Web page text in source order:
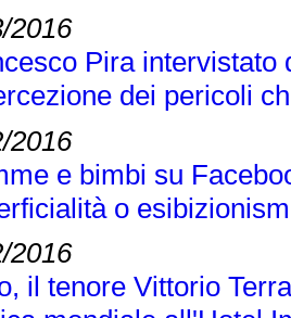
2016
Pira intervistato
dei pericoli
2016
e bimbi su
o
2016
il tenore Vittorio